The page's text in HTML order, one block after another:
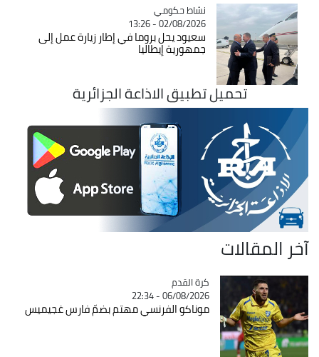
Catégorie
نشاط حكومي
02/08/2026 - 13:26
سعيود يحل بروما في إطار زيارة عمل إلى
جمهورية إيطاليا
تحميل تطبيق الاذاعة الجزائرية
آخر المقالات
Catégorie
كرة القدم
06/08/2026 - 22:34
موناكو الفرنسي مهتم بضمّ فارس غجيميس